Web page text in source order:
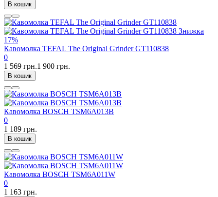
В кошик
Знижка
17%
Кавомолка TEFAL The Original Grinder GT110838
0
1 569 грн.1 900 грн.
В кошик
Кавомолка BOSCH TSM6A013B
0
1 189 грн.
В кошик
Кавомолка BOSCH TSM6A011W
0
1 163 грн.